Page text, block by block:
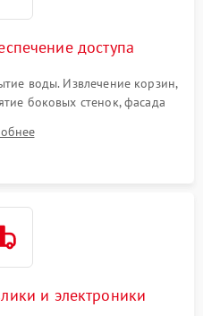
доступа
воды. Извлечение корзин,
боковых стенок, фасада
ТЭНу и сливной помпе.
и электроники